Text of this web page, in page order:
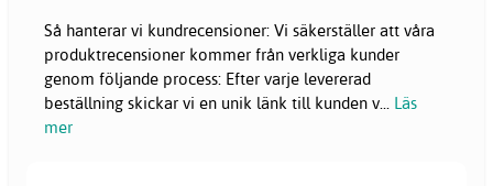
Så hanterar vi kundrecensioner: Vi säkerställer att våra
produktrecensioner kommer från verkliga kunder
genom följande process: Efter varje levererad
beställning skickar vi en unik länk till kunden v... Läs
mer